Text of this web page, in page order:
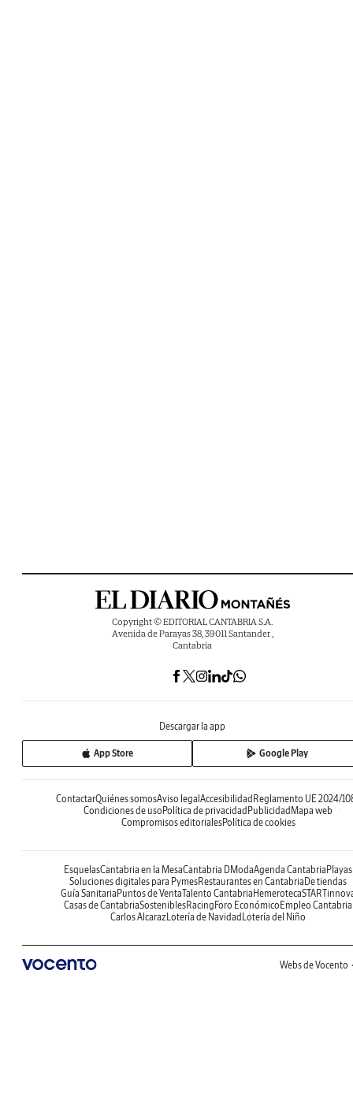
Copyright © EDITORIAL CANTABRIA S.A.
Avenida de Parayas 38, 39011 Santander ,
Cantabria
Descargar la app
App Store Google Play
ContactarQuiénes somosAviso legalAccesibilidadReglamento UE 2024/
Condiciones de usoPolítica de privacidadPublicidadMapa web
Compromisos editorialesPolítica de cookies
EsquelasCantabria en la MesaCantabria DModaAgenda CantabriaPlayas
Soluciones digitales para PymesRestaurantes en CantabriaDe tiendas
Guía SanitariaPuntos de VentaTalento CantabriaHemeroteca
Casas de CantabriaSosteniblesRacingForo EconómicoEmpleo Cantabria
Carlos AlcarazLotería de NavidadLotería del Niño
Webs de Vocento